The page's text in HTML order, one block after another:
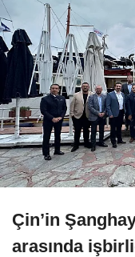
Çin’in
arasında